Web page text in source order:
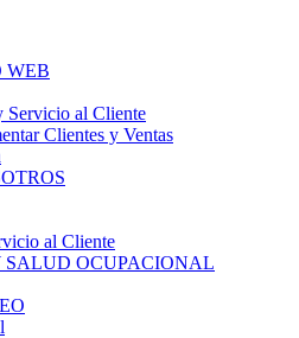
WEB
Servicio al Cliente
Clientes y Ventas
al Cliente
SALUD OCUPACIONAL